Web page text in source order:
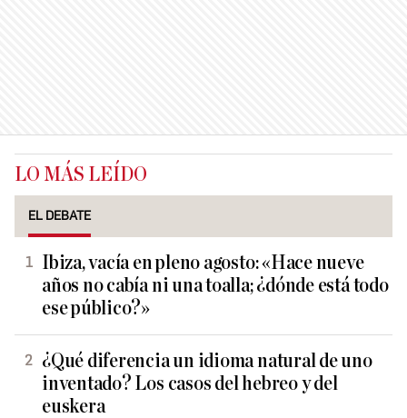
LO MÁS LEÍDO
EL DEBATE
Ibiza, vacía en pleno agosto: «Hace nueve
años no cabía ni una toalla; ¿dónde está todo
ese público?»
¿Qué diferencia un idioma natural de uno
inventado? Los casos del hebreo y del
euskera